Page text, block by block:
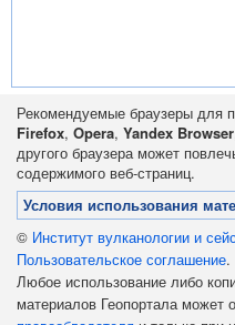
Рекомендуемые браузеры для
Firefox, Opera, Yandex Browser
другого браузера может
содержимого веб-страниц.
Условия использования
© Институт вулканологии и
Пользовательское соглашение.
Любое использование либо
материалов Геопортала